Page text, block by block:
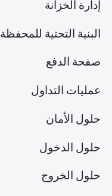
إدارة الخزانة
البنية التحتية للمحفظة
صفحة الدفع
عمليات التداول
حلول الأمان
حلول الدخول
حلول الخروج